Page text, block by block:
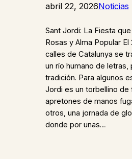
abril 22, 2026Noticias
Sant Jordi: La Fiesta
Rosas y Alma Popular El
calles de Catalunya se
un río humano de letras,
tradición. Para algunos
Jordi es un torbellino de
apretones de manos
otros, una jornada de
donde por unas…